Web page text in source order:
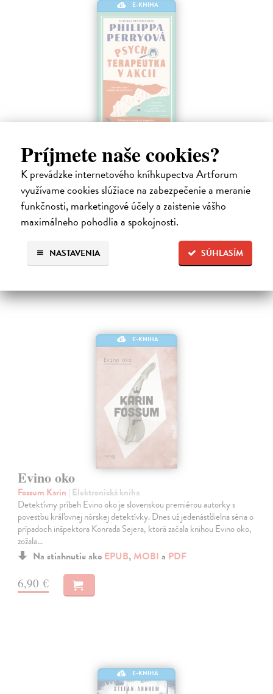
Príjmete naše cookies?
K prevádzke internetového kníhkupectva Artforum
využívame cookies slúžiace na zabezpečenie a meranie
funkčnosti, marketingové účely a zaistenie vášho
maximálneho pohodlia a spokojnosti.
SÚHLASÍM
NASTAVENIA
E-KNIHA
Psychoterapeutka v akcii
Perryová Philippa| Elektronická kniha
Mimoriadne zábavná detektívka od najobľúbenejšej britskej
terapeutky a autorky kníh Toto mali čítať naši rodičia a Toto by si mali
prečítať všetci, ktorých máte radi. Keď sa pri útesoch Beachy Head
nájde…
Na stiahnutie akoEPUB,MOBIaPDF
16,95 €
E-KNIHA
Evino oko
Fossum Karin | Elektronická kniha
Detektívny príbeh Evino oko je slovenskou premiérou autorky s
povesťou kráľovnej nórskej detektívky. Dnes už jedenásťdielna séria o
prípadoch inšpektora Konrada Sejera, ktorá začala knihou Evino oko,
zožala…
Na stiahnutie ako EPUB, MOBI a PDF
6,90 €
E-KNIHA